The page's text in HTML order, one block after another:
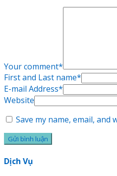
Your comment*
First and Last name*
E-mail Address*
Website
Save my name, email,
Dịch Vụ